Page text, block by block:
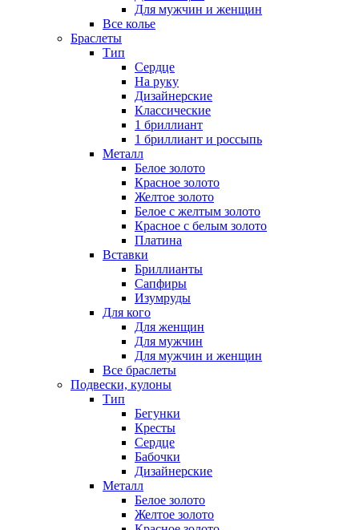
Для мужчин и женщин
Все колье
Браслеты
Тип
Сердце
На руку
Дизайнерские
Классические
1 бриллиант
1 бриллиант и россыпь
Металл
Белое золото
Красное золото
Желтое золото
Белое с желтым золото
Красное с белым золото
Платина
Вставки
Бриллианты
Сапфиры
Изумруды
Для кого
Для женщин
Для мужчин
Для мужчин и женщин
Все браслеты
Подвески, кулоны
Тип
Бегунки
Кресты
Сердце
Бабочки
Дизайнерские
Металл
Белое золото
Желтое золото